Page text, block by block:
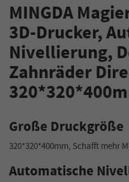
MINGDA
3D-Drucker,
Nivellierung,
Zahnräder
Große Druckgröße
320*320*400mm, Schafft mehr
Automatische